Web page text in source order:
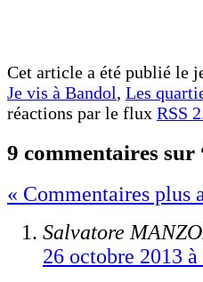
Cet article a été publié le
Je vis à Bandol, Les
réactions par le flux RSS
9 commentaires
« Commentaires plus
Salvatore
26 octobre 2013 à